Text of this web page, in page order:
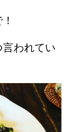
言われてい